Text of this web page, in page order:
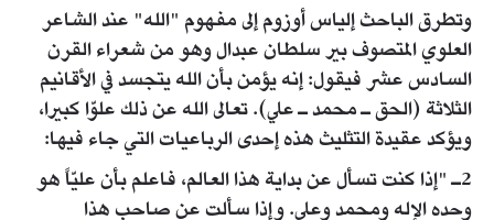
وتطرق الباحث إلياس أوزوم إلى مفهوم "الله" عند الشاعر
العلوي المتصوف بير سلطان عبدال وهو من شعراء القرن
السادس عشر فيقول: إنه يؤمن بأن الله يتجسد في الأقانيم
الثلاثة (الحق ـ محمد ـ علي). تعالى الله عن ذلك علوّا كبيرا،
ويؤكد عقيدة التثليث هذه إحدى الرباعيات التي جاء فيها:
2ـ "إذا كنت تسأل عن بداية هذا العالم، فاعلم بأن عليّاً هو
وحده الإله ومحمد وعلي. وإذا سألت عن صاحب هذا